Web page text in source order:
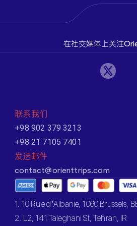
在社交媒体上关注
联系我们
+98 902 379 3213
+98 21 7105 7401
发送邮件
contact@orienttrips.com
1. 10 Rue d’Albanie, 1060 Brussels,
2. L2, 141 Taleghani St, Tehran, IR